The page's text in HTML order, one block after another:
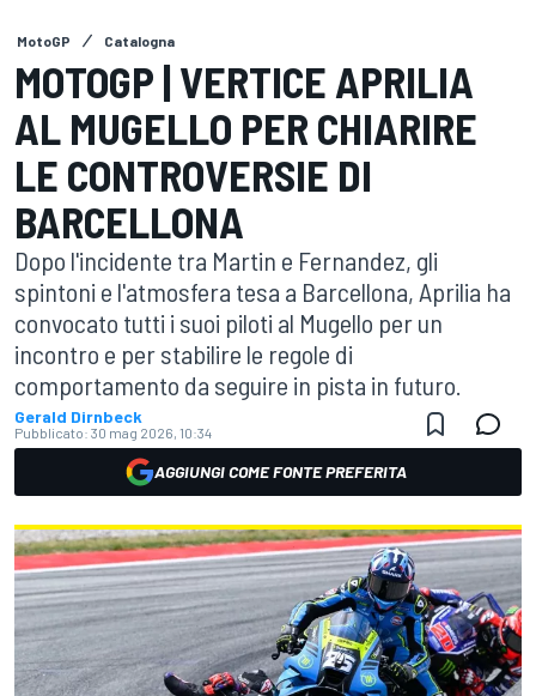
MotoGP Catalogna
MOTOGP | VERTICE APRILIA
AL MUGELLO PER CHIARIRE
LE CONTROVERSIE DI
BARCELLONA
Dopo l'incidente tra Martin e Fernandez, gli
spintoni e l'atmosfera tesa a Barcellona, Aprilia ha
convocato tutti i suoi piloti al Mugello per un
incontro e per stabilire le regole di
comportamento da seguire in pista in futuro.
Gerald Dirnbeck
Pubblicato: 30 mag 2026, 10:34
AGGIUNGI COME FONTE PREFERITA